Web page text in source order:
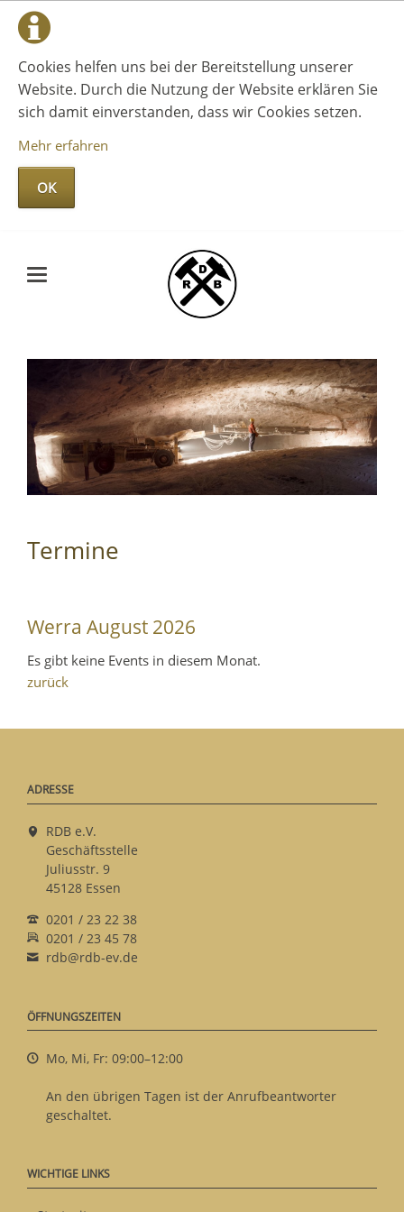
Cookies helfen uns bei der Bereitstellung unserer
Website. Durch die Nutzung der Website erklären Sie
sich damit einverstanden, dass wir Cookies setzen.
Mehr erfahren
OK
Termine
Werra August 2026
Es gibt keine Events in diesem Monat.
zurück
ADRESSE
RDB e.V.
Geschäftsstelle
Juliusstr. 9
45128 Essen
0201 / 23 22 38
0201 / 23 45 78
rdb@rdb-ev.de
ÖFFNUNGSZEITEN
Mo, Mi, Fr: 09:00–12:00
An den übrigen Tagen ist der Anrufbeantworter
geschaltet.
WICHTIGE LINKS